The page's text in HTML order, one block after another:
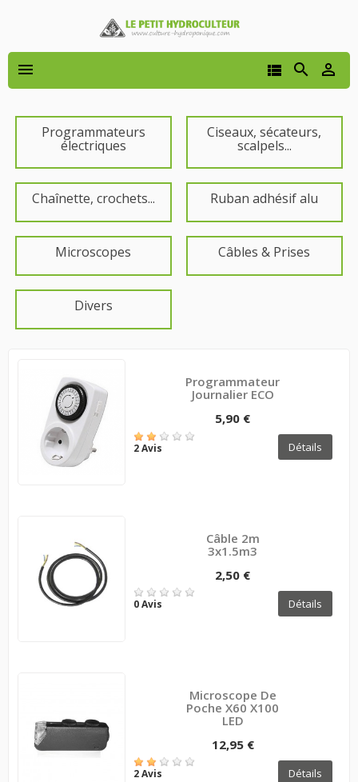
 


Programmateurs
électriques
Ciseaux, sécateurs,
scalpels...
Chaînette, crochets... Ruban adhésif alu
Microscopes Câbles & Prises
Divers
Programmateur
Journalier ECO
5,90 €
2 Avis Détails
Câble 2m
3x1.5m3
2,50 €
0 Avis Détails
Microscope De
Poche X60 X100
LED
12,95 €
2 Avis Détails